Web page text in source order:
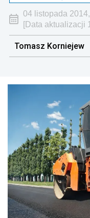
04 listopada
[Data aktualizacji
Tomasz Korniejew